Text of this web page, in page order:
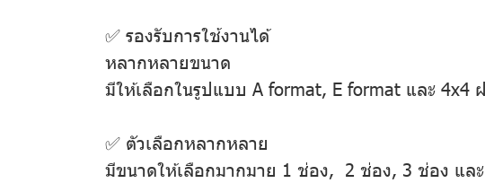
✅ รองรับการใช้งานได้
หลากหลายขนาด
มีให้เลือกในรูปแบบ A format, E format และ 4x4
✅ ตัวเลือกหลากหลาย
มีขนาดให้เลือกมากมาย 1 ช่อง, 2 ช่อง, 3 ช่อง แล